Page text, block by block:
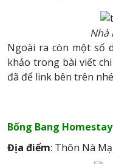
Nhà
Ngoài ra còn một số
khảo trong bài viết
đã để link bên trên
Bống Bang Homestay
Địa điểm: Thôn Nà